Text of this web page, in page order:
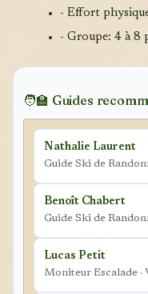
- Effort
- Groupe: 4 à 8
🧑‍🏫 Guides
Nathalie Laurent
Guide Ski de
Benoît Chabert
Guide Ski de
Lucas Petit
Moniteur Escalade ·